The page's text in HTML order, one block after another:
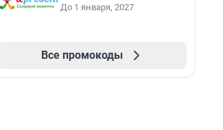
До 1 января, 2027
Все промокоды